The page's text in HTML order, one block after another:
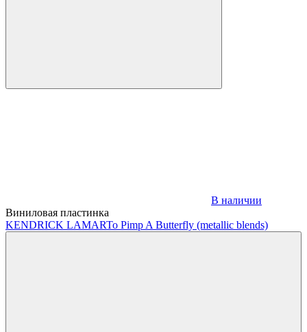
В наличии
Виниловая пластинка
KENDRICK LAMARTo Pimp A Butterfly (metallic blends)